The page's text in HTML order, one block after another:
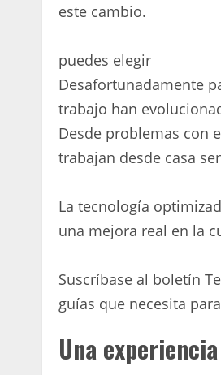
este cambio.
puedes elegir
Desafortunadamente
trabajo han
Desde problemas con
trabajan desde casa
La tecnología
una mejora real en la
Suscríbase al boletín
guías que necesita
Una